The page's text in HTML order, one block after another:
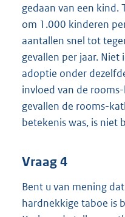
gedaan van een kind.
om 1.000 kinderen
aantallen snel tot
gevallen per jaar.
adoptie onder
invloed van de
gevallen de rooms-
betekenis was, is niet
Vraag 4
Bent u van mening
hardnekkige taboe is